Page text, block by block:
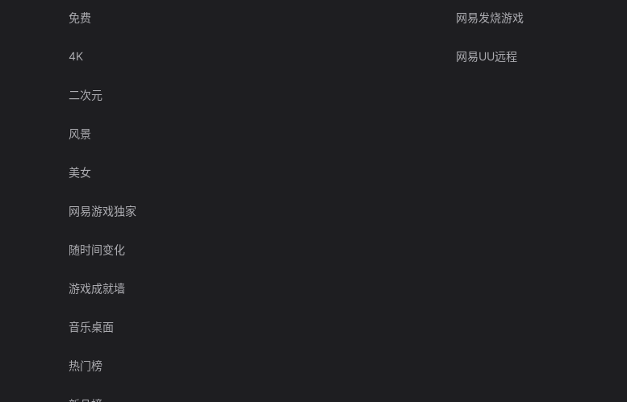
免费
4K
二次元
风景
美女
网易游戏独家
随时间变化
游戏成就墙
音乐桌面
热门榜
网易发烧游戏
网易UU远程